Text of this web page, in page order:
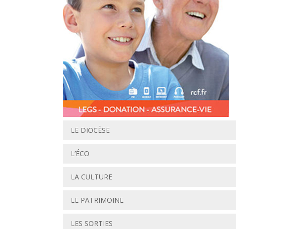
LE DIOCÈSE
L’ÉCO
LA CULTURE
LE PATRIMOINE
LES SORTIES